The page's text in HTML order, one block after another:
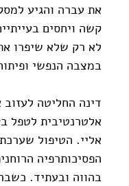
את עברה והגיע
קשה ויחסים
לא רק שלא שיפרו
במצבה הנפשי
דינה החליטה
אלטרנטיבית לטפל
אליי. הטיפול
הפסיכותרפיה
בהווה ובעתיד.